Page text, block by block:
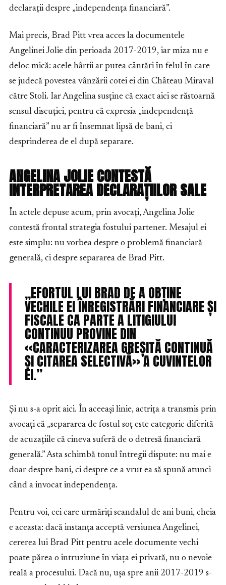
declarații despre „independența financiară”.
Mai precis, Brad Pitt vrea acces la documentele
Angelinei Jolie din perioada 2017-2019, iar miza nu e
deloc mică: acele hârtii ar putea cântări în felul în care
se judecă povestea vânzării cotei ei din Château Miraval
către Stoli. Iar Angelina susține că exact aici se răstoarnă
sensul discuției, pentru că expresia „independență
financiară” nu ar fi însemnat lipsă de bani, ci
desprinderea de el după separare.
ANGELINA JOLIE CONTESTĂ
INTERPRETAREA DECLARAȚIILOR SALE
În actele depuse acum, prin avocați, Angelina Jolie
contestă frontal strategia fostului partener. Mesajul ei
este simplu: nu vorbea despre o problemă financiară
generală, ci despre separarea de Brad Pitt.
„EFORTUL LUI BRAD DE A OBȚINE
VECHILE EI ÎNREGISTRĂRI FINANCIARE ȘI
FISCALE CA PARTE A LITIGIULUI
CONTINUU PROVINE DIN
«CARACTERIZAREA GREȘITĂ CONTINUĂ
ȘI CITAREA SELECTIVĂ» A CUVINTELOR
EI.”
Și nu s-a oprit aici. În aceeași linie, actrița a transmis prin
avocați că „separarea de fostul soț este categoric diferită
de acuzațiile că cineva suferă de o detresă financiară
generală.” Asta schimbă tonul întregii dispute: nu mai e
doar despre bani, ci despre ce a vrut ea să spună atunci
când a invocat independența.
Pentru voi, cei care urmăriți scandalul de ani buni, cheia
e aceasta: dacă instanța acceptă versiunea Angelinei,
cererea lui Brad Pitt pentru acele documente vechi
poate părea o intruziune în viața ei privată, nu o nevoie
reală a procesului. Dacă nu, ușa spre anii 2017-2019 s-